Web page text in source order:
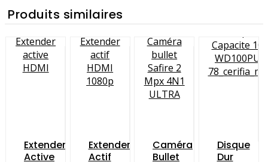
Produits similaires
Extender
Active
Extender
Actif
Caméra
Bullet
Disque
Dur